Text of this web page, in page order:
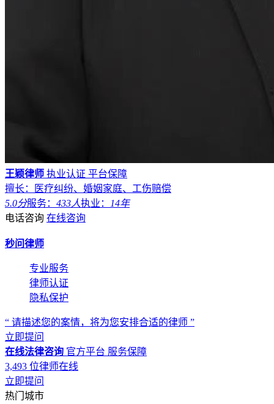
王颖律师 执业认证 平台保障
擅长：医疗纠纷、婚姻家庭、工伤赔偿
5.0分服务： 433人执业：
14年
电话咨询 在线咨询
秒问律师
专业服务
律师认证
隐私保护
“ 请描述您的案情，将为您安排合适的律师 ”
立即提问
在线法律咨询 官方平台 服务保障
3,493 位律师在线
立即提问
热门城市